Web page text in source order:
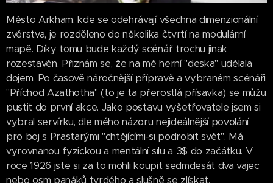
Město Arkham, kde se odehrávají všechna dimenzionální
zvěrstva, je rozděleno do několika čtvrtí na modulární
mapě. Díky tomu bude každý scénář trochu jinak
rozestavěn. Přiznám se, že na mě herní "deska" udělala
dojem. Po časově náročnější přípravě a vybraném scénáři
"Příchod Azathotha" (to je ta přerostlá přísavka) se můžu
pustit do první akce. Jako postavu vyšetřovatele jsem si
vybral servírku, dle mého názoru nejideálnější povolání
pro boj s Prastarými "chtějícími-si podrobit svět". Má
vyrovnanou fyzickou a mentální sílu a 3$ do začátku. V
roce 1926 jste si za to mohli koupit sedmdesát dva vajec
nebo osm panáků tvrdého a slušně se zlískat.